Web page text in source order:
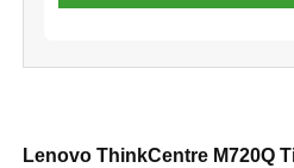
Lenovo ThinkCentre M720Q